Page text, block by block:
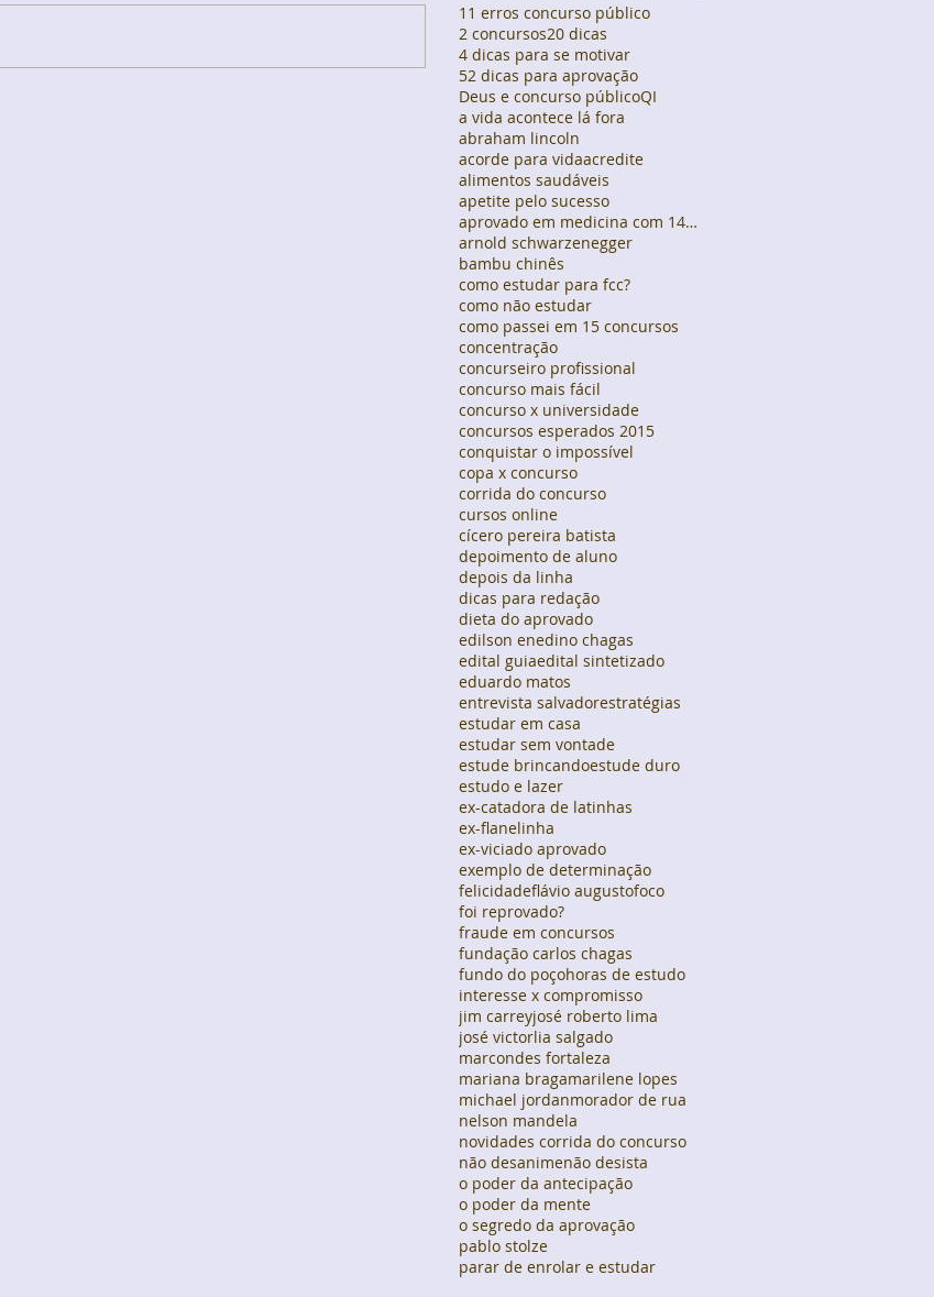
11 erros concurso público
2 concursos20 dicas
4 dicas para se motivar
52 dicas para aprovação
Deus e concurso públicoQI
a vida acontece lá fora
abraham lincoln
acorde para vidaacredite
alimentos saudáveis
apetite pelo sucesso
aprovado em medicina com 14 anos
arnold schwarzenegger
bambu chinês
como estudar para fcc?
como não estudar
como passei em 15 concursos
concentração
concurseiro profissional
concurso mais fácil
concurso x universidade
concursos esperados 2015
conquistar o impossível
copa x concurso
corrida do concurso
cursos online
cícero pereira batista
depoimento de aluno
depois da linha
dicas para redação
dieta do aprovado
edilson enedino chagas
edital guiaedital sintetizado
eduardo matos
entrevista salvadorestratégias
estudar em casa
estudar sem vontade
estude brincandoestude duro
estudo e lazer
ex-catadora de latinhas
ex-flanelinha
ex-viciado aprovado
exemplo de determinação
felicidadeflávio augustofoco
foi reprovado?
fraude em concursos
fundação carlos chagas
fundo do poçohoras de estudo
interesse x compromisso
jim carreyjosé roberto lima
josé victorlia salgado
marcondes fortaleza
mariana bragamarilene lopes
michael jordanmorador de rua
nelson mandela
novidades corrida do concurso
não desanimenão desista
o poder da antecipação
o poder da mente
o segredo da aprovação
pablo stolze
parar de enrolar e estudar